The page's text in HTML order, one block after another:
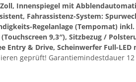
Innenspiegel mit
Fahrassistenz-System:
Regelanlage (Tempomat) inkl.
9,3″), Sitzbezug /
& Drive, Scheinwerfer Full-LED
geprüft! Garantiemindestdauer